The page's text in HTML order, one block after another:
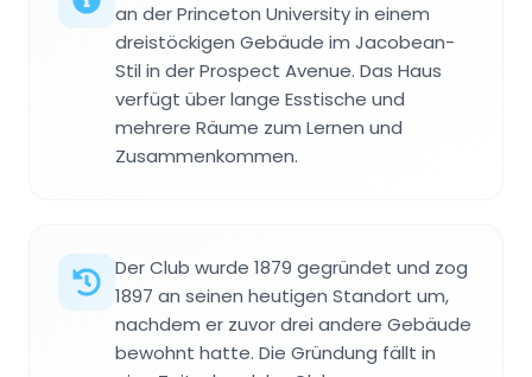
an der Princeton University in einem
dreistöckigen Gebäude im Jacobean-
Stil in der Prospect Avenue. Das Haus
verfügt über lange Esstische und
mehrere Räume zum Lernen und
Zusammenkommen.
Der Club wurde 1879 gegründet und zog
1897 an seinen heutigen Standort um,
nachdem er zuvor drei andere Gebäude
bewohnt hatte. Die Gründung fällt in